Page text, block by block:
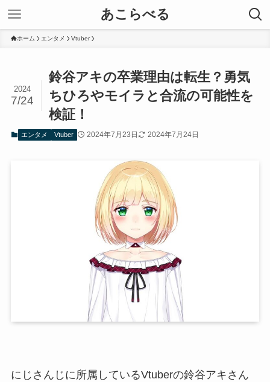
あこらべる
ホーム エンタメ Vtuber
鈴谷アキの卒業理由は転生？勇気
ちひろやモイラと合流の可能性を
検証！
2024
7/24
エンタメ Vtuber 2024年7月23日 2024年7月24日
にじさんじに所属しているVtuberの鈴谷アキさん